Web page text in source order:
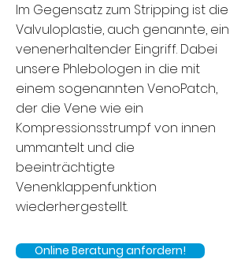
Im Gegensatz zum Stripping ist die
Valvuloplastie, auch genannte, ein
venenerhaltender Eingriff. Dabei
unsere Phlebologen in die mit
einem sogenannten VenoPatch,
der die Vene wie ein
Kompressionsstrumpf von innen
ummantelt und die
beeinträchtigte
Venenklappenfunktion
wiederhergestellt.
Online Beratung anfordern!